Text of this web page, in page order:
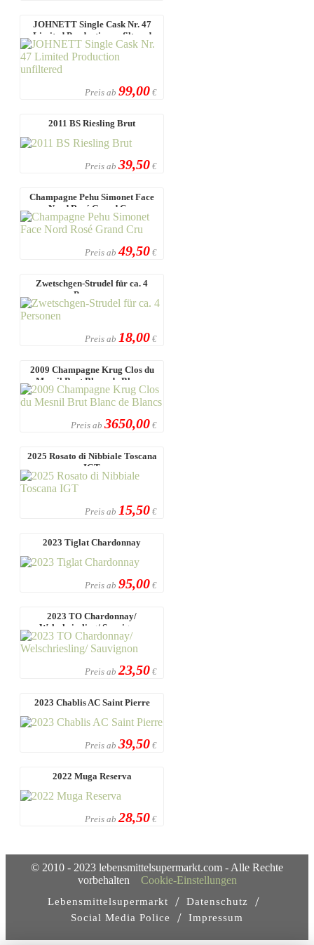
JOHNETT Single Cask Nr. 47
Limited Production unfiltered
Preis ab 99,00 €
2011 BS Riesling Brut
Preis ab 39,50 €
Champagne Pehu Simonet Face
Nord Rosé Grand Cru
Preis ab 49,50 €
Zwetschgen-Strudel für ca. 4
Personen
Preis ab 18,00 €
2009 Champagne Krug Clos du
Mesnil Brut Blanc de Blancs
Preis ab 3650,00 €
2025 Rosato di Nibbiale Toscana
IGT
Preis ab 15,50 €
2023 Tiglat Chardonnay
Preis ab 95,00 €
2023 TO Chardonnay/
Welschriesling/ Sauvignon
Preis ab 23,50 €
2023 Chablis AC Saint Pierre
Preis ab 39,50 €
2022 Muga Reserva
Preis ab 28,50 €
© 2010 - 2023 lebensmittelsupermarkt.com - Alle Rechte
vorbehalten Cookie-Einstellungen
Lebensmittelsupermarkt / Datenschutz /
Social Media Police / Impressum